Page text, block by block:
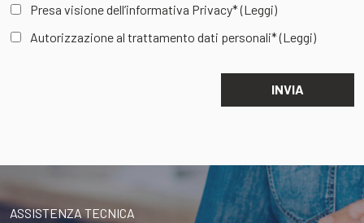
Presa visione dell’informativa Privacy*(Leggi)
Autorizzazione al trattamento dati personali*(Leggi)
ASSISTENZA TECNICA